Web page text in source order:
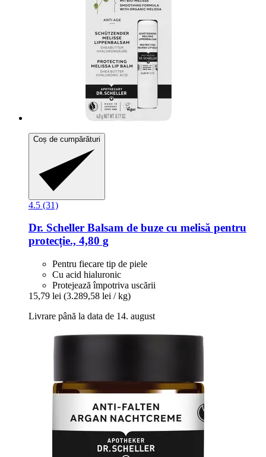
Coș de cumpărături
4.5 (31)
Dr. Scheller Balsam de buze cu melisă pentru
protecție., 4,80 g
Pentru fiecare tip de piele
Cu acid hialuronic
Protejează împotriva uscării
15,79 lei (3.289,58 lei / kg)
Livrare până la data de 14. august